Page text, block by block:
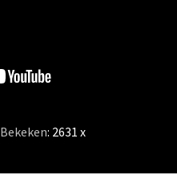
Bekeken: 2631 x